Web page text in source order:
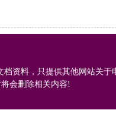
档资料，只提供其他网站关
会删除相关内容!